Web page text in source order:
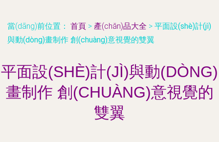
當(dāng)前位置： 首頁 > 產(chǎn)品大全 > 平面設(shè)計(jì)
與動(dòng)畫制作 創(chuàng)意視覺的雙翼
平面設(SHÈ)計(JÌ)與動(DÒNG)
畫制作 創(CHUÀNG)意視覺的
雙翼